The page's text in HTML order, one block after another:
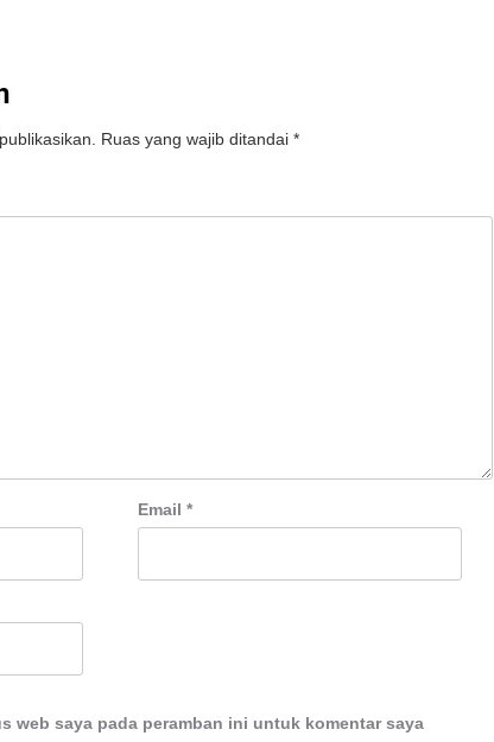
Ruas yang wajib ditandai*
Email *
web saya pada peramban ini untuk komentar saya